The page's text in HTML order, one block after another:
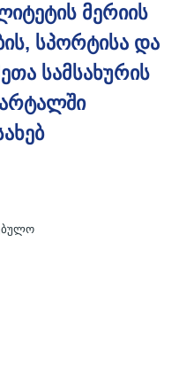
მერიის
სპორტისა და
სამსახურის